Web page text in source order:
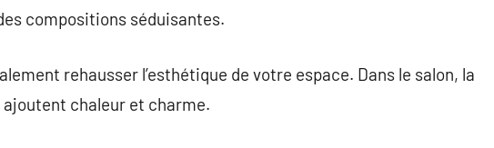
compositions séduisantes.
rehausser l’esthétique de votre espace. Dans le salon, la
ajoutent chaleur et charme.